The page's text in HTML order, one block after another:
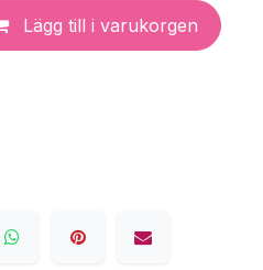
Lägg till i varukorgen